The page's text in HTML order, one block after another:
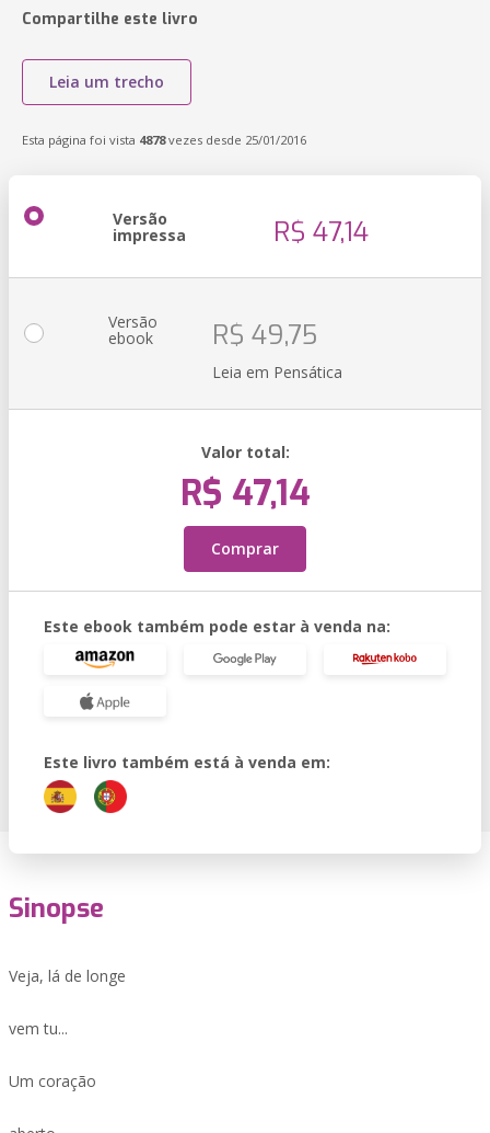
Compartilhe este livro
Leia um trecho
Esta página foi vista 4878vezes desde 25/01/2016
Versão
impressa R$ 47,14
Versão
ebook R$ 49,75
Leia em Pensática
Valor total:
R$ 47,14
Comprar
Este ebook também pode estar à venda na:
Este livro também está à venda em:
Sinopse
Veja, lá de longe
vem tu...
Um coração